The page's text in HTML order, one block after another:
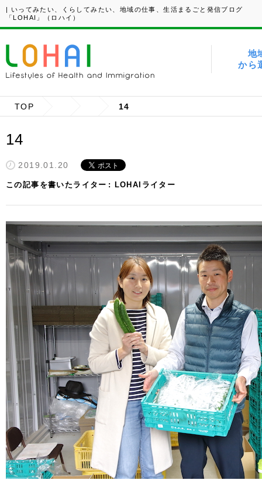
| いってみたい、くらしてみたい、地域の仕事、生活まるごと発信ブログ
「LOHAI」（ロハイ）
地
から
TOP 14
14
2019.01.20
この記事を書いたライター LOHAIライター